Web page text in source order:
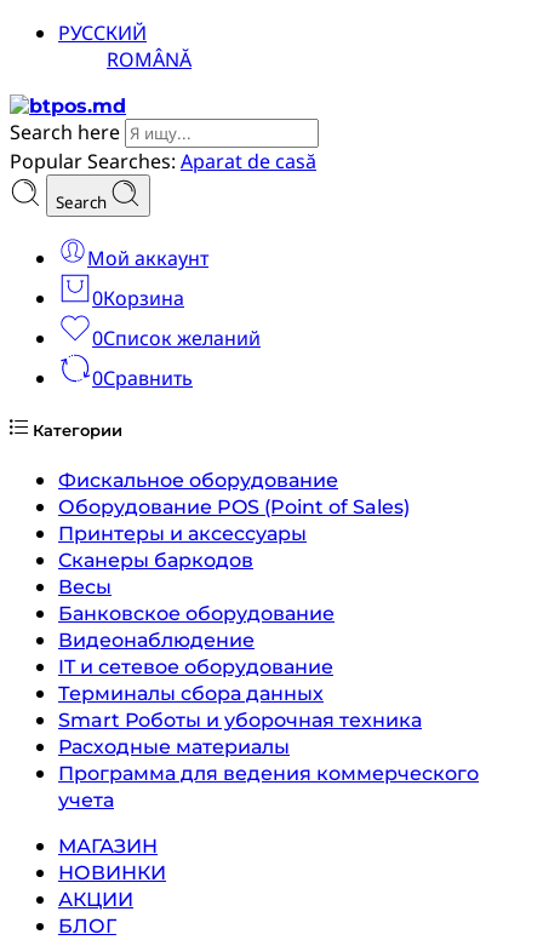
РУССКИЙ
ROMÂNĂ
Search here
Popular Searches: Aparat de casă
Search
Мой аккаунт
0Корзина
0Список желаний
0Сравнить
Категории
Фискальное оборудование
Оборудование POS (Point of Sales)
Принтеры и аксессуары
Сканеры баркодов
Весы
Банковское оборудование
Видеонаблюдение
IT и сетевое оборудование
Терминалы сбора данных
Smart Роботы и уборочная техника
Расходные материалы
Программа для ведения коммерческого
учета
МАГАЗИН
НОВИНКИ
АКЦИИ
БЛОГ